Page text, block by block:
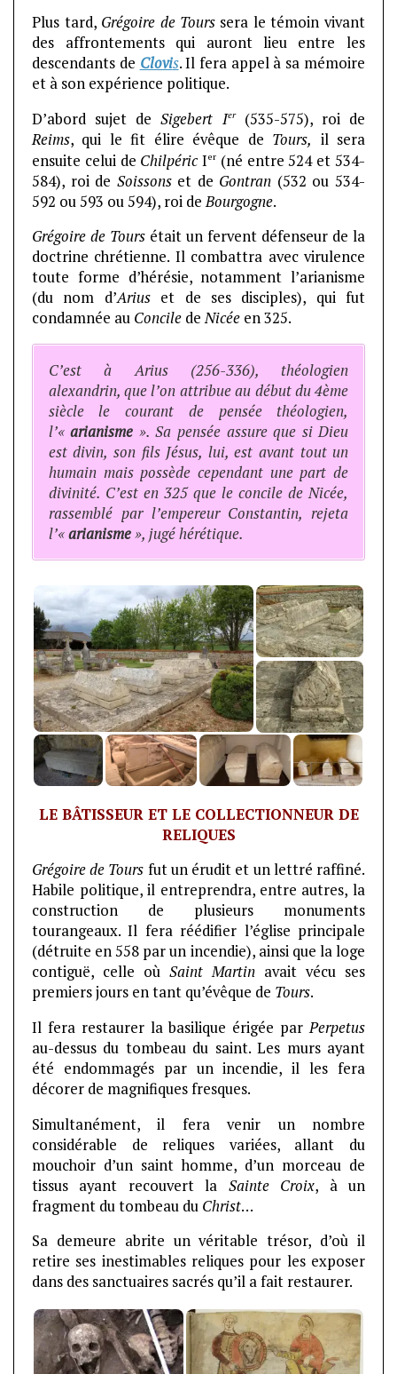
Plus tard, Grégoire de Tours sera le témoin vivant
des affrontements qui auront lieu entre les
descendants de Clovis. Il fera appel à sa mémoire
et à son expérience politique.
D’abord sujet deSigebert Ier(535-575), roi de
Reims, qui le fit élire évêque de Tours, il sera
ensuite celui de ChilpéricIer (né entre 524 et 534-
584), roi de Soissonset de Gontran (532 ou 534-
592 ou 593 ou 594), roi deBourgogne.
Grégoire de Tours était un fervent défenseur de la
doctrine chrétienne. Il combattra avec virulence
toute forme d’hérésie, notamment l’arianisme
(du nom d’Ariuset de ses disciples), qui fut
condamnée au Concile deNicée en 325.
C’est à Arius (256-336), théologien
alexandrin, que l’on attribue au début du 4ème
siècle le courant de pensée théologien,
l’«arianisme ». Sa pensée assure que si Dieu
est divin, son fils Jésus, lui, est avant tout un
humain mais possède cependant une part de
divinité. C’est en 325 que le concile de Nicée,
rassemblé par l’empereur Constantin, rejeta
l’«arianisme», jugé hérétique.
LE BÂTISSEUR ET LE COLLECTIONNEUR DE
RELIQUES
Grégoire de Tours fut un érudit et un lettré raffiné.
Habile politique, il entreprendra, entre autres, la
construction de plusieurs monuments
tourangeaux. Il fera réédifier l’église principale
(détruite en 558 par un incendie), ainsi que la loge
contiguë, celle oùSaint Martin avait vécu ses
premiers jours en tant qu’évêque de Tours.
Il fera restaurer la basilique érigée parPerpetus
au-dessus du tombeau du saint. Les murs ayant
été endommagés par un incendie, il les fera
décorer de magnifiques fresques.
Simultanément, il fera venir un nombre
considérable de reliques variées, allant du
mouchoir d’un saint homme, d’un morceau de
tissus ayant recouvert la Sainte Croix, à un
fragment du tombeau du Christ…
Sa demeure abrite un véritable trésor, d’où il
retire ses inestimables reliques pour les exposer
dans des sanctuaires sacrés qu’il a fait restaurer.